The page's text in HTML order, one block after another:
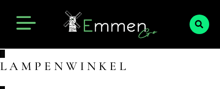
LAMPENWINKEL